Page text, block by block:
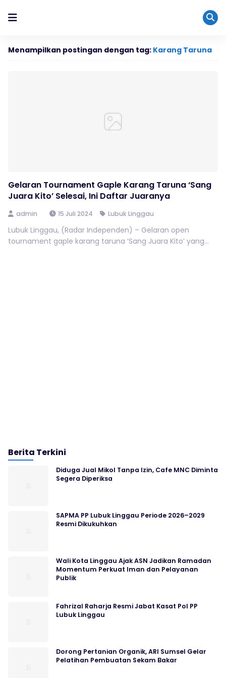
Menampilkan postingan dengan tag: Karang Taruna
Gelaran Tournament Gaple Karang Taruna ‘Sang
Juara Kito’ Selesai, Ini Daftar Juaranya
admin 15 Juli 2024 Lubuk Linggau
Lubuk Linggau, (Radar Independen) – Gelaran open
tournament gaple karang taruna ‘Sang Juara Kito’ yang...
Berita Terkini
Diduga Jual Mikol Tanpa Izin, Cafe MNC Diminta
Segera Diperiksa
SAPMA PP Lubuk Linggau Periode 2026–2029
Resmi Dikukuhkan
Wali Kota Linggau Ajak ASN Jadikan Ramadan
Momentum Perkuat Iman dan Pelayanan
Publik
Fahrizal Raharja Resmi Jabat Kasat Pol PP
Lubuk Linggau
Dorong Pertanian Organik, ARI Sumsel Gelar
Pelatihan Pembuatan Sekam Bakar